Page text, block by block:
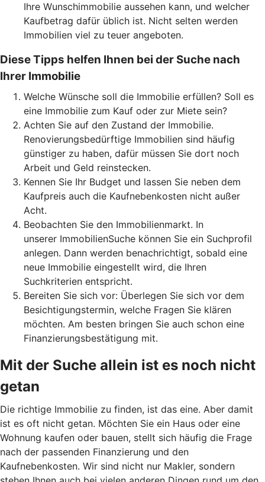
Ihre Wunschimmobilie aussehen kann, und welcher
Kaufbetrag dafür üblich ist. Nicht selten werden
Immobilien viel zu teuer angeboten.
Diese Tipps helfen Ihnen bei der Suche nach
Ihrer Immobilie
Welche Wünsche soll die Immobilie erfüllen? Soll es
eine Immobilie zum Kauf oder zur Miete sein?
Achten Sie auf den Zustand der Immobilie.
Renovierungsbedürftige Immobilien sind häufig
günstiger zu haben, dafür müssen Sie dort noch
Arbeit und Geld reinstecken.
Kennen Sie Ihr Budget und lassen Sie neben dem
Kaufpreis auch die Kaufnebenkosten nicht außer
Acht.
Beobachten Sie den Immobilienmarkt. In
unserer ImmobilienSuche können Sie ein Suchprofil
anlegen. Dann werden benachrichtigt, sobald eine
neue Immobilie eingestellt wird, die Ihren
Suchkriterien entspricht.
Bereiten Sie sich vor: Überlegen Sie sich vor dem
Besichtigungstermin, welche Fragen Sie klären
möchten. Am besten bringen Sie auch schon eine
Finanzierungsbestätigung mit.
Mit der Suche allein ist es noch nicht
getan
Die richtige Immobilie zu finden, ist das eine. Aber damit
ist es oft nicht getan. Möchten Sie ein Haus oder eine
Wohnung kaufen oder bauen, stellt sich häufig die Frage
nach der passenden Finanzierung und den
Kaufnebenkosten. Wir sind nicht nur Makler, sondern